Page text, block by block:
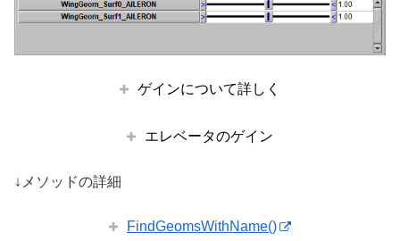
ゲインについて詳しく
エレベータのゲイン
↓メソッドの詳細
FindGeomsWithName()